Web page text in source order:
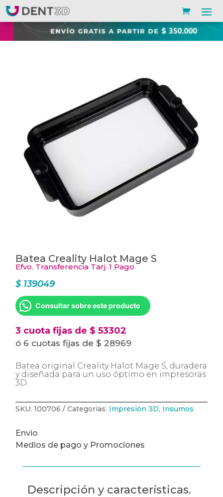
Batea Creality Halot Mage S
Efvo. Transferencia Tarj. 1 Pago
$139049
Consultar sobre este producto
3 cuota fijas de $ 53302
ó 6 cuotas fijas de $ 28969
Batea original Creality Halot Mage S, duradera
y diseñada para un uso óptimo en impresoras
3D.
SKU:100706 Categorías: Impresión 3D, Insumos
Envio
Medios de pago y Promociones
Descripción y características.